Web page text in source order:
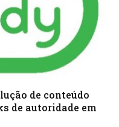
de conteúdo
de autoridade em